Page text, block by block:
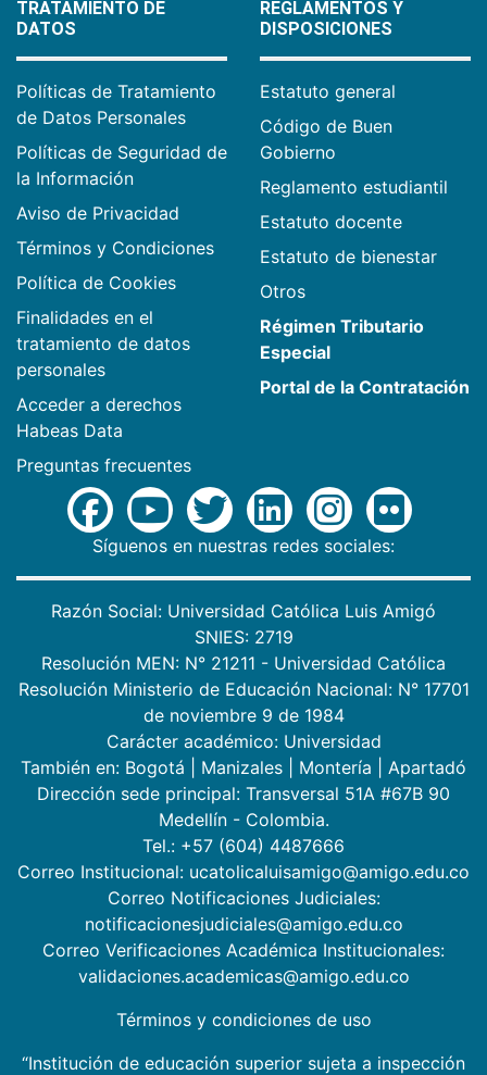
TRATAMIENTO DE
DATOS
Políticas de Tratamiento
de Datos Personales
Políticas de Seguridad de
la Información
Aviso de Privacidad
Términos y Condiciones
Política de Cookies
Finalidades en el
tratamiento de datos
personales
Acceder a derechos
Habeas Data
Preguntas frecuentes
REGLAMENTOS Y
DISPOSICIONES
Estatuto general
Código de Buen
Gobierno
Reglamento estudiantil
Estatuto docente
Estatuto de bienestar
Otros
Régimen Tributario
Especial
Portal de la Contratación
Síguenos en nuestras redes sociales:
Razón Social: Universidad Católica Luis Amigó
SNIES: 2719
Resolución MEN: N° 21211 - Universidad Católica
Resolución Ministerio de Educación Nacional: N° 17701
de noviembre 9 de 1984
Carácter académico: Universidad
También en: Bogotá Manizales Montería
Apartadó
Dirección sede principal: Transversal 51A #67B 90
Medellín - Colombia.
Tel.: +57 (604) 4487666
Correo Institucional: ucatolicaluisamigo@amigo.edu.co
Correo Notificaciones Judiciales:
notificacionesjudiciales@amigo.edu.co
Correo Verificaciones Académica Institucionales:
validaciones.academicas@amigo.edu.co
Términos y condiciones de uso
“Institución de educación superior sujeta a inspección